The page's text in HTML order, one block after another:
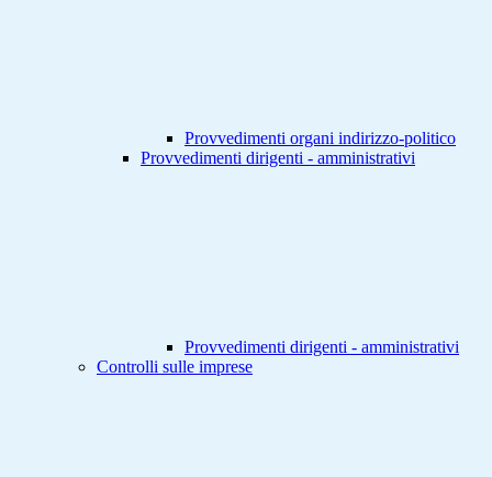
Provvedimenti organi indirizzo-politico
Provvedimenti dirigenti - amministrativi
Provvedimenti dirigenti - amministrativi
Controlli sulle imprese